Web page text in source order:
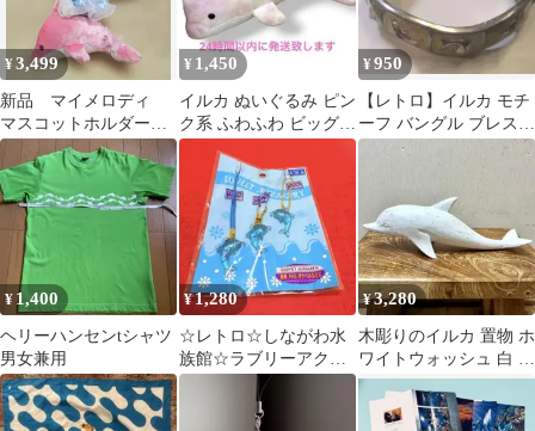
¥3,499
新品 マイメロディ
マスコットホルダー
シャイニードルフィ
ン サンリオ
¥ 1,450
イルカ ぬいぐるみ ピン
ク系 ふわふわ ビッグサ
イズ 100cm 新品 タ
グ付き
¥950
【レトロ】イルカ モチ
ーフ バングル ブレスレ
ット シルバーカラー 海
¥ 1,400
ヘリーハンセンtシャツ
男女兼用
¥1,280
☆レトロ☆しながわ水
族館☆ラブリーアクセ
サリー☆イルカ☆ドロ
フィン☆キーホルダー
¥3,280
木彫りのイルカ 置物 ホ
ワイトウォッシュ 白 オ
ブジェ インテリア 木製
雑貨